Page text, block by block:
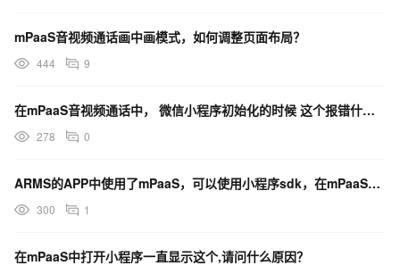
mPaaS音视频通话画中画模式，如何调整页面布局？
444 9
在mPaaS音视频通话中， 微信小程序初始化的时候 这个报错什么意思？
278 0
ARMS的APP中使用了mPaaS，可以使用小程序sdk，在mPaaS小程序中吗？
300 1
在mPaaS中打开小程序一直显示这个,请问什么原因？